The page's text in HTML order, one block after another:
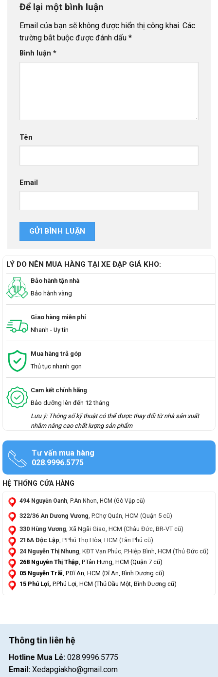
Để lại một bình luận
Email của bạn sẽ không được hiển thị công khai. Các
trường bắt buộc được đánh dấu *
Bình luận *
Tên
Email
LÝ DO NÊN MUA HÀNG TẠI XE ĐẠP GIÁ KHO:
Bảo hành tận nhà
Bảo hành vàng
Giao hàng miễn phí
Nhanh - Uy tín
Mua hàng trả góp
Thủ tục nhanh gọn
Cam kết chính hãng
Bảo dưỡng lên đến 12 tháng
Lưu ý: Thông số kỹ thuật có thể được thay đổi từ nhà sản xuất
nhằm nâng cao chất lượng sản phẩm
Tư vấn mua hàng
028.9996.5775
HỆ THỐNG CỬA HÀNG
494 Nguyễn Oanh, P.An Nhơn, HCM (Gò Vập cũ)
322/36 An Dương Vương , P.Chợ Quán, HCM (Quận 5 cũ)
330 Hùng Vương, Xã Ngãi Giao, HCM (Châu Đức, BR-VT cũ)
216A Độc Lập , P.Phú Thọ Hòa, HCM (Tân Phú cũ)
24 Nguyễn Thị Nhung , KĐT Vạn Phúc, P.Hiệp Bình, HCM (Thủ Đức cũ)
268 Nguyễn Thị Thập, P.Tân Hưng, HCM (Quận 7 cũ)
05 Nguyễn Trãi , P.Dĩ An, HCM (Dĩ An, Bình Dương cũ)
15 Phú Lợi, P.Phú Lợi, HCM (Thủ Dầu Một, Bình Dương cũ)
Thông tin liên hệ
Hotline Mua Lẻ: 028.9996.5775
Email: Xedapgiakho@gmail.com